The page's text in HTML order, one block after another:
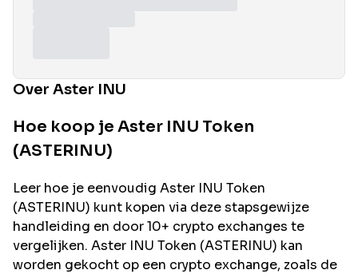
Over Aster INU
Hoe koop je Aster INU Token
(ASTERINU)
Leer hoe je eenvoudig Aster INU Token
(ASTERINU) kunt kopen via deze stapsgewijze
handleiding en door 10+ crypto exchanges te
vergelijken. Aster INU Token (ASTERINU) kan
worden gekocht op een crypto exchange, zoals de